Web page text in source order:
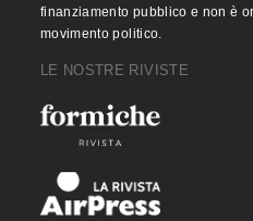
finanziamento pubblico e non è
movimento politico.
LE NOSTRE RIVISTE